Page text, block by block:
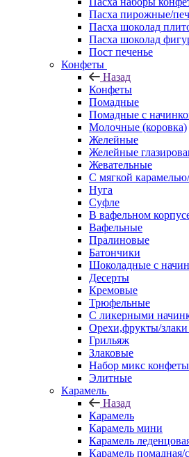
Пасха пирожные/
Пасха шоколад
Пасха шоколад
Пост печенье
Конфеты
Назад
Конфеты
Помадные
Помадные с
Молочные (коровка)
Желейные
Желейные
Жевательные
С мягкой
Нуга
Суфле
В вафельном
Вафельные
Пралиновые
Батончики
Шоколадные с
Десерты
Кремовые
Трюфельные
С ликерными
Орехи,фрукты/
Грильяж
Злаковые
Набор микс конфеты
Элитные
Карамель
Назад
Карамель
Карамель мини
Карамель
Карамель